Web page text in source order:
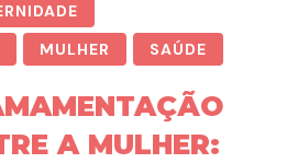
MULHER SAÚDE
A MULHER: